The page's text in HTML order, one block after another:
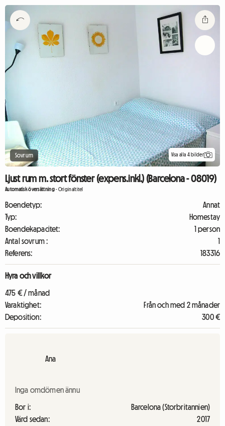
Sovrum Visa alla 4 bilder
Ljust rum m. stort fönster (expens.inkl.) (Barcelona - 08019)
Automatisk översättning-Originaltitel
Boendetyp:
Annat
Typ:
Homestay
Boendekapacitet:
1 person
Antal sovrum :
1
Referens:
183316
Hyra och villkor
475 € / månad
Varaktighet:
Från och med 2 månader
Deposition:
300 €
Ana
Inga omdömen ännu
Bor i:
Barcelona (Storbritannien)
Värd sedan:
2017